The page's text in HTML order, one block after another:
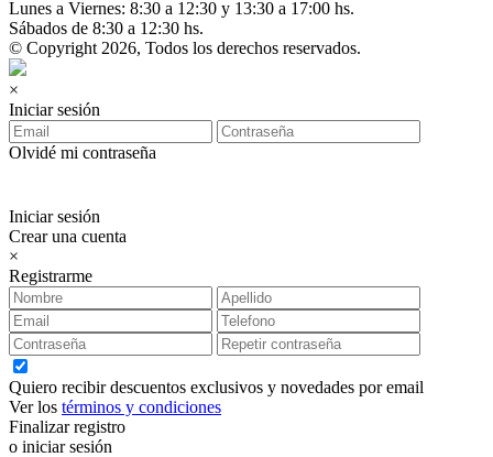
Lunes a Viernes: 8:30 a 12:30 y 13:30 a 17:00 hs.
Sábados de 8:30 a 12:30 hs.
© Copyright 2026, Todos los derechos reservados.
×
Iniciar sesión
Olvidé mi contraseña
Iniciar sesión
Crear una cuenta
×
Registrarme
Quiero recibir descuentos exclusivos y novedades por email
Ver los términos y condiciones
Finalizar registro
o iniciar sesión